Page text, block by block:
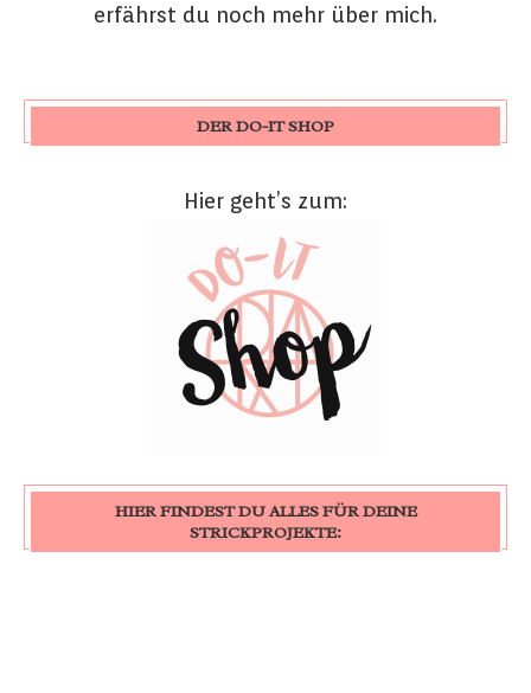
erfährst du noch mehr über mich.
DER DO-IT SHOP
Hier geht’s zum:
HIER FINDEST DU ALLES FÜR DEINE
STRICKPROJEKTE: